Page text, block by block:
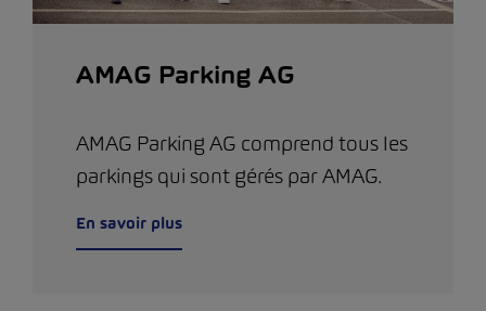
AMAG Parking AG
AMAG Parking AG comprend tous les
parkings qui sont gérés par AMAG.
En savoir plus